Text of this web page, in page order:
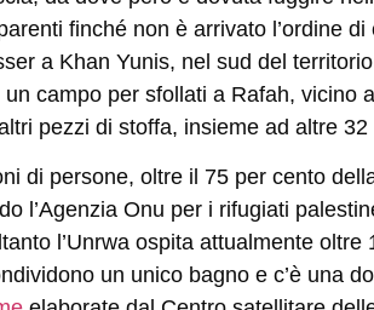
finché non è arrivato l’ordine
a Khan Yunis, nel sud del
un campo per sfollati a Rafah, vicino
pezzi di stoffa, insieme ad altre
di persone, oltre il 75 per cento
l’Agenzia Onu per i rifugiati
l’Unrwa ospita attualmente
un unico bagno e c’è una